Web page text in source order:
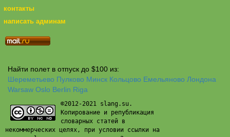
контакты
написать админам
Найти полет в отпуск до $100 из:
Шереметьево Пулково Минск Кольцово Емельяново Лондона
Warsaw Oslo Berlin Riga
©2012-2021 slang.su.
Копирование и републикация
словарных статей в
некоммерческих целях, при условии ссылки на